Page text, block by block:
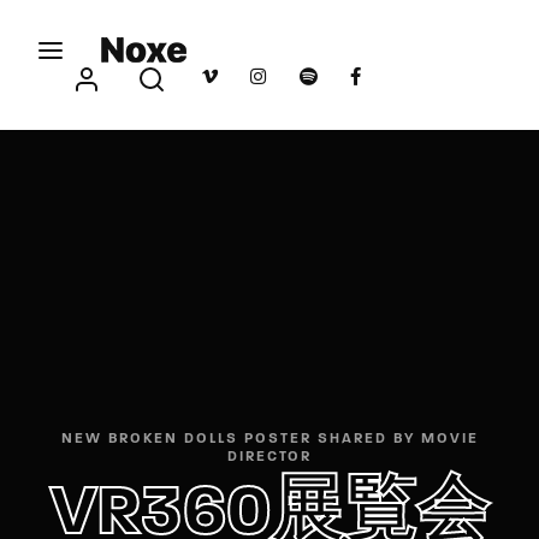
NEW BROKEN DOLLS POSTER SHARED BY MOVIE
DIRECTOR
VR360展覧会
Login Register
SIGN IN
Remember Me